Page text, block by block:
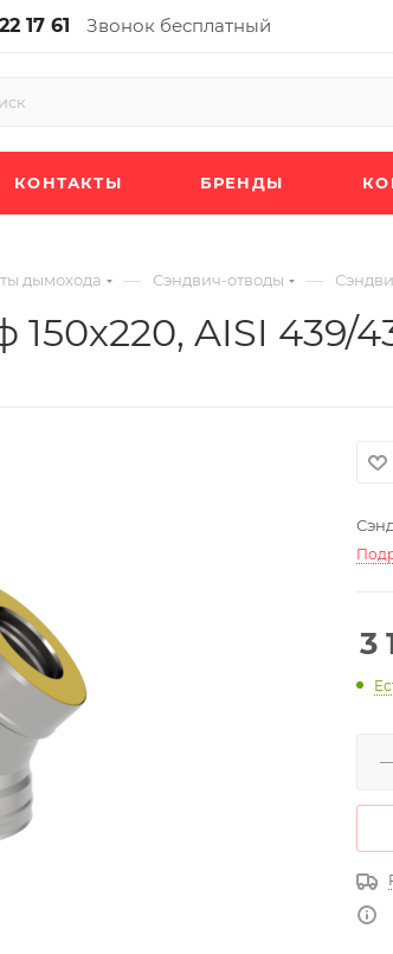
17 61 Звонок бесплатный
КОНТАКТЫ БРЕНДЫ
дымохода — Сэндвич-отводы —
150х220, AISI
3